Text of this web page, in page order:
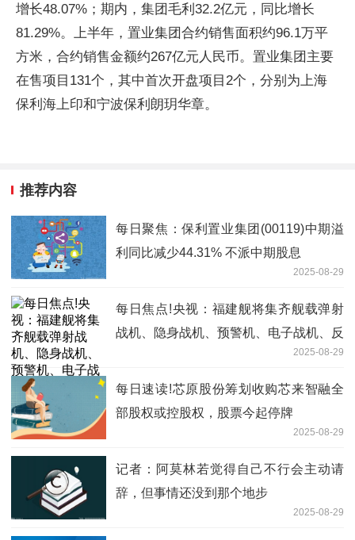
增长48.07%；期内，集团毛利32.2亿元，同比增长
81.29%。上半年，置业集团合约销售面积约96.1万平
方米，合约销售金额约267亿元人民币。置业集团主要
在售项目131个，其中首次开盘项目2个，分别为上海
保利海上印和宁波保利朗玥华章。
推荐内容
每日聚焦：保利置业集团(00119)中期溢
利同比减少44.31% 不派中期股息
2025-08-29
每日焦点!央视：福建舰将集齐舰载弹射
战机、隐身战机、预警机、电子战机、反
2025-08-29
每日速读!芯原股份筹划收购芯来智融全
部股权或控股权，股票今起停牌
2025-08-29
记者：阿莫林若觉得自己不行会主动请
辞，但事情还没到那个地步
2025-08-29